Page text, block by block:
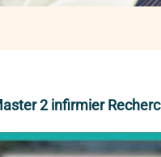
2 infirmier